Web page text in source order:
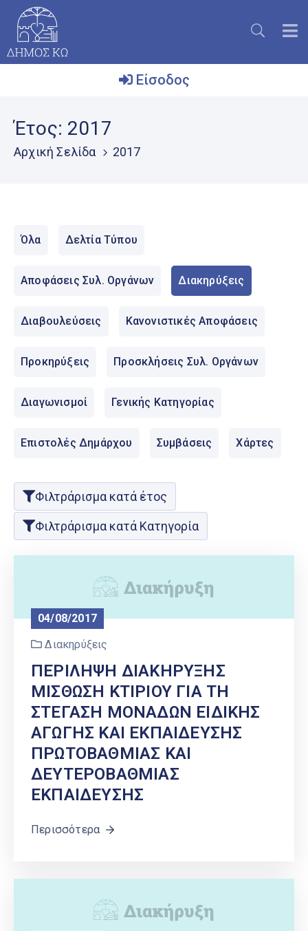
Δήμος
Το
Επικοινωνία
Εθελοντών
English
Είσοδος
Έτος: 2017
Αρχική Σελίδα 2017
Όλα Δελτία Τύπου
Αποφάσεις Συλ. Οργάνων Διακηρύξεις
Διαβουλεύσεις Κανονιστικές Αποφάσεις
Προκηρύξεις Προσκλήσεις Συλ. Οργάνων
Διαγωνισμοί Γενικής Κατηγορίας
Επιστολές Δημάρχου Συμβάσεις Χάρτες
Φιλτράρισμα κατά έτος
Φιλτράρισμα κατά Κατηγορία
04/08/2017
Διακηρύξεις
ΠΕΡΙΛΗΨΗ ΔΙΑΚΗΡΥΞΗΣ
ΜΙΣΘΩΣΗ ΚΤΙΡΙΟΥ ΓΙΑ ΤΗ
ΣΤΕΓΑΣΗ ΜΟΝΑΔΩΝ ΕΙΔΙΚΗΣ
ΑΓΩΓΗΣ ΚΑΙ ΕΚΠΑΙΔΕΥΣΗΣ
ΠΡΩΤΟΒΑΘΜΙΑΣ ΚΑΙ
ΔΕΥΤΕΡΟΒΑΘΜΙΑΣ
ΕΚΠΑΙΔΕΥΣΗΣ
Περισσότερα